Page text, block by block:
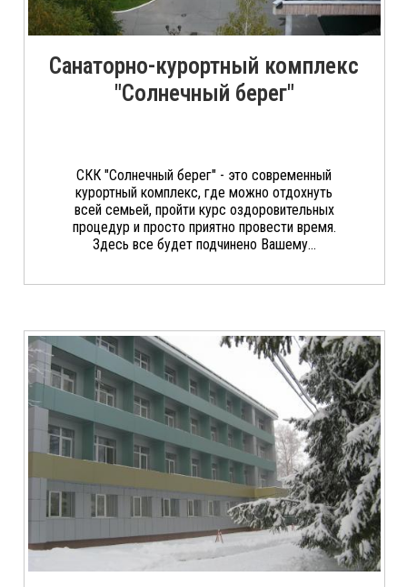
Санаторно-курортный комплекс
"Солнечный берег"
СКК "Солнечный берег" - это современный
курортный комплекс, где можно отдохнуть
всей семьей, пройти курс оздоровительных
процедур и просто приятно провести время.
Здесь все будет подчинено Вашему...